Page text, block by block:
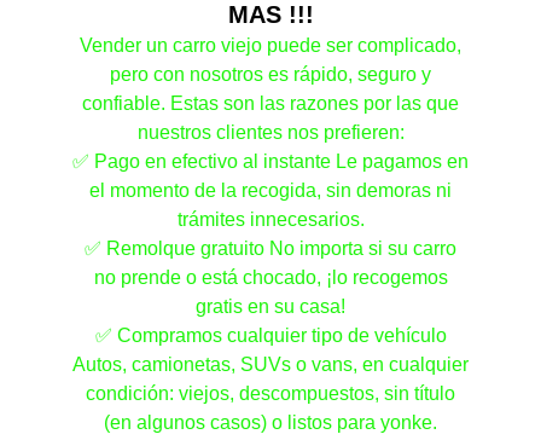
MAS !!!
Vender un carro viejo puede ser complicado,
pero con nosotros es rápido, seguro y
confiable. Estas son las razones por las que
nuestros clientes nos prefieren:
✅ Pago en efectivo al instante Le pagamos en
el momento de la recogida, sin demoras ni
trámites innecesarios.
✅ Remolque gratuito No importa si su carro
no prende o está chocado, ¡lo recogemos
gratis en su casa!
✅ Compramos cualquier tipo de vehículo
Autos, camionetas, SUVs o vans, en cualquier
condición: viejos, descompuestos, sin título
(en algunos casos) o listos para yonke.